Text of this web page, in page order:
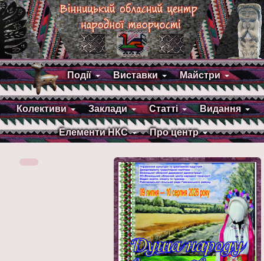
Події Виставки Майстри
Колективи Заклади Статті Видання
Елементи НКС Про центр